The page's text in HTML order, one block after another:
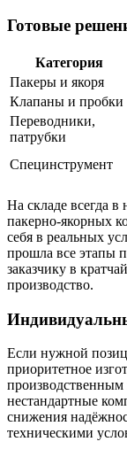
Готовые
Категория
Пакеры и якоря
Клапаны и пробки
Переводники,
патрубки
Специнструмент
На складе всегда
пакерно-якорных
себя в реальных
прошла все этапы
заказчику в
производство.
Если нужной
приоритетное
нестандартные
снижения
техническими